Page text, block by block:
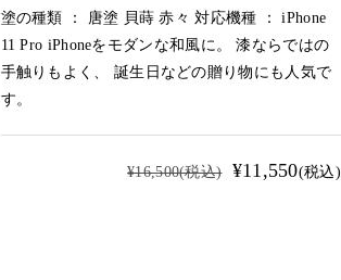
塗の種類 ： 唐塗 貝蒔 赤々 対応機種 ： iPhone
11 Pro iPhoneをモダンな和風に。 漆ならではの
手触りもよく、 誕生日などの贈り物にも人気で
す。
¥16,500(税込) ¥11,550(税込)